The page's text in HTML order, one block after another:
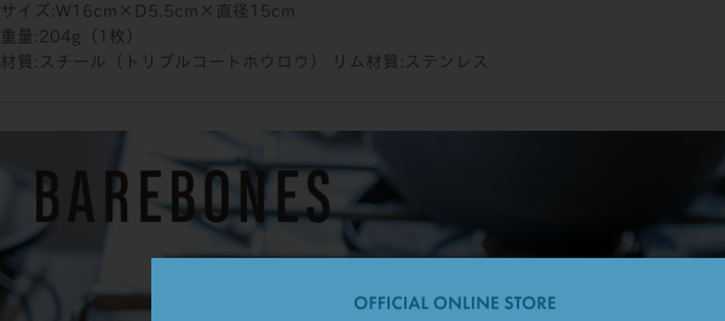
サイズ:W16cm×D5.5cm×直径15cm
重量:204g（1枚）
材質:スチール（トリプルコートホウロウ） リム材質:ステンレス